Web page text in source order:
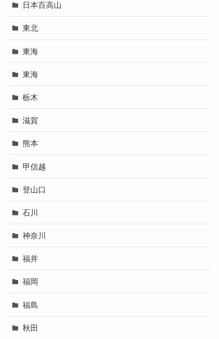
日本百高山
東北
東海
東海
栃木
滋賀
熊本
甲信越
登山口
石川
神奈川
福井
福岡
福島
秋田